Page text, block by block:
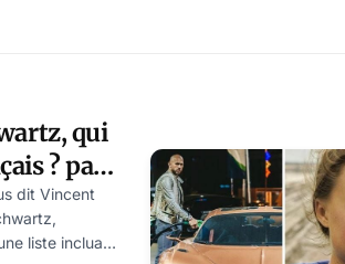
qui
? par
dit Vincent
liste incluant